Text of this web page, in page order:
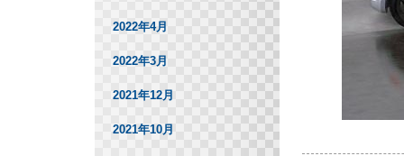
2022年4月
2022年3月
2021年12月
2021年10月